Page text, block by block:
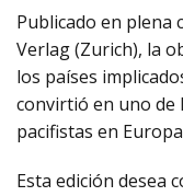
Publicado en plena
Verlag (Zurich), la
los países
convirtió en uno de
pacifistas en
Esta edición desea